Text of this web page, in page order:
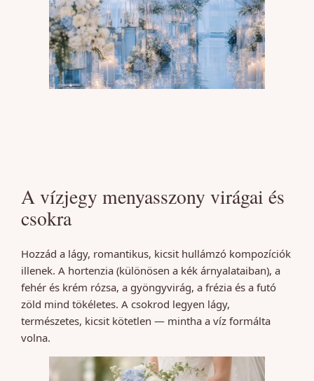
A vízjegy menyasszony virágai és
csokra
Hozzád a lágy, romantikus, kicsit hullámzó kompozíciók
illenek. A hortenzia (különösen a kék árnyalataiban), a
fehér és krém rózsa, a gyöngyvirág, a frézia és a futó
zöld mind tökéletes. A csokrod legyen lágy,
természetes, kicsit kötetlen — mintha a víz formálta
volna.